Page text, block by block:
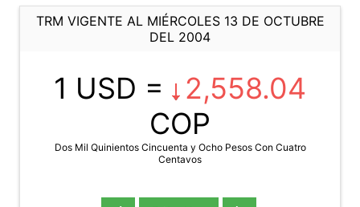
TRM VIGENTE AL MIÉRCOLES 13 DE OCTUBRE
DEL 2004
1 USD =
2,558.04
COP
Dos Mil Quinientos Cincuenta y Ocho Pesos Con Cuatro
Centavos